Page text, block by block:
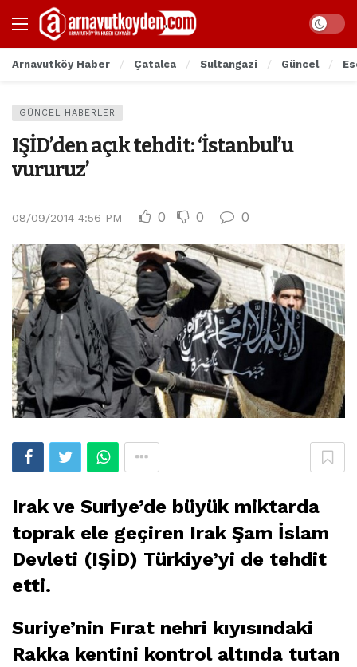
Arnavutköy Haber Çatalca Sultangazi Güncel
GÜNCEL HABERLER
IŞİD’den açık tehdit: ‘İstanbul’u
vururuz’
08/09/2014 4:56 PM 0 0 0
Irak ve Suriye’de büyük miktarda
toprak ele geçiren Irak Şam İslam
Devleti (IŞİD) Türkiye’yi de tehdit
etti.
Suriye’nin Fırat nehri kıyısındaki
Rakka kentini kontrol altında tutan